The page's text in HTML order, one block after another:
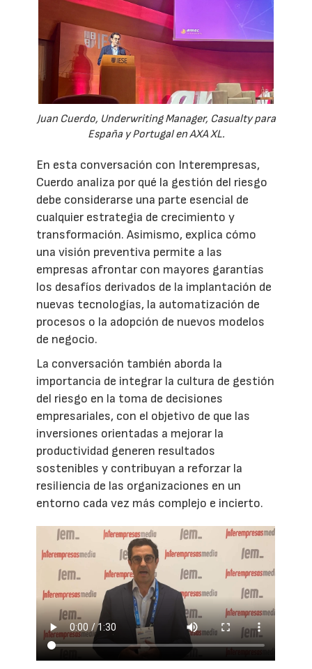
Juan Cuerdo, Underwriting Manager, Casualty para
España y Portugal en AXA XL.
En esta conversación con Interempresas,
Cuerdo analiza por qué la gestión del riesgo
debe considerarse una parte esencial de
cualquier estrategia de crecimiento y
transformación. Asimismo, explica cómo
una visión preventiva permite a las
empresas afrontar con mayores garantías
los desafíos derivados de la implantación de
nuevas tecnologías, la automatización de
procesos o la adopción de nuevos modelos
de negocio.
La conversación también aborda la
importancia de integrar la cultura de gestión
del riesgo en la toma de decisiones
empresariales, con el objetivo de que las
inversiones orientadas a mejorar la
productividad generen resultados
sostenibles y contribuyan a reforzar la
resiliencia de las organizaciones en un
entorno cada vez más complejo e incierto.